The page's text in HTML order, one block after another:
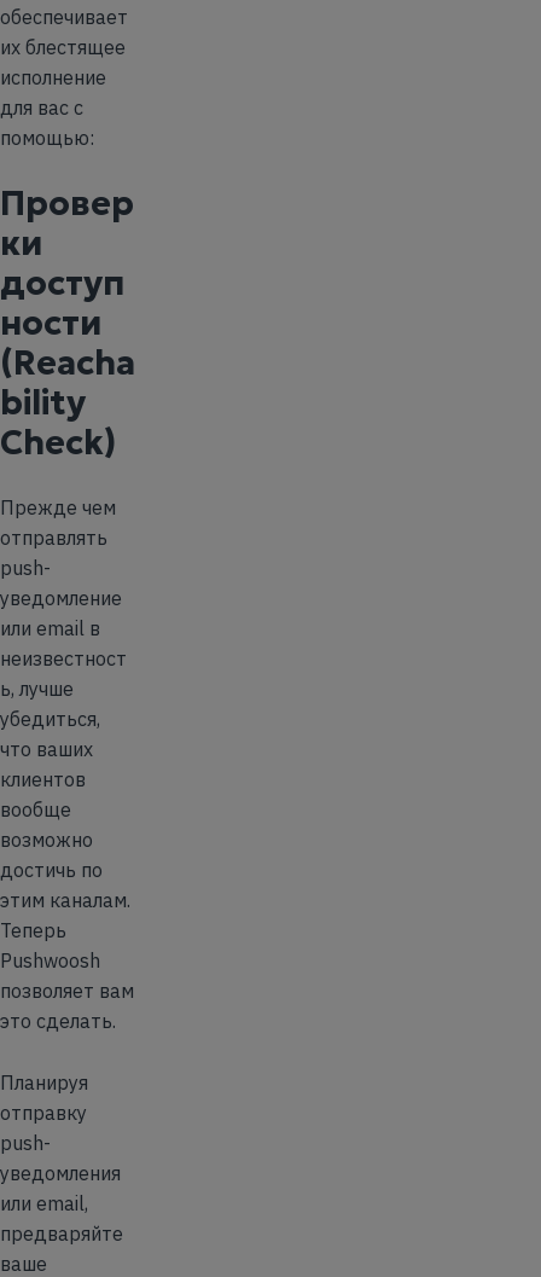
обеспечивает
их блестящее
исполнение
для вас с
помощью:
Провер
ки
доступ
ности
(Reacha
bility
Check)
Прежде чем
отправлять
push-
уведомление
или email в
неизвестност
ь, лучше
убедиться,
что ваших
клиентов
вообще
возможно
достичь по
этим каналам.
Теперь
Pushwoosh
позволяет вам
это сделать.
Планируя
отправку
push-
уведомления
или email,
предваряйте
ваше